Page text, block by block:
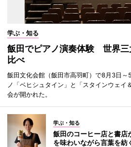
学ぶ・知る
飯田でピアノ演奏体験 世界三
比べ
飯田文化会館（飯田市高羽町）で8月3日～
ノ「ベヒシュタイン」と「スタインウェイ
会が開かれた。
学ぶ・知る
飯田のコーヒー店と書
を味わいながら言葉を紡